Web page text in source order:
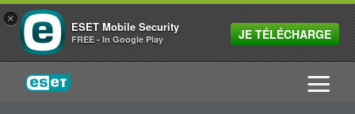
ESET
×
ESET Mobile Security
FREE - In Google Play JE TÉLÉCHARGE